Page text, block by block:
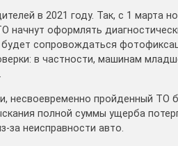
в 2021 году. Так, с 1 марта
оформлять
сопровождаться
в частности, машинам
несвоевременно пройденный ТО
полной суммы ущерба
за неисправности авто.